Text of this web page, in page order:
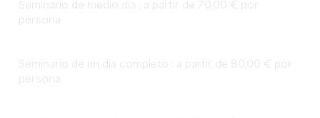
Seminario de medio día : a partir de 70,00 € por
persona
Seminario de un día completo : a partir de 80,00 € por
persona